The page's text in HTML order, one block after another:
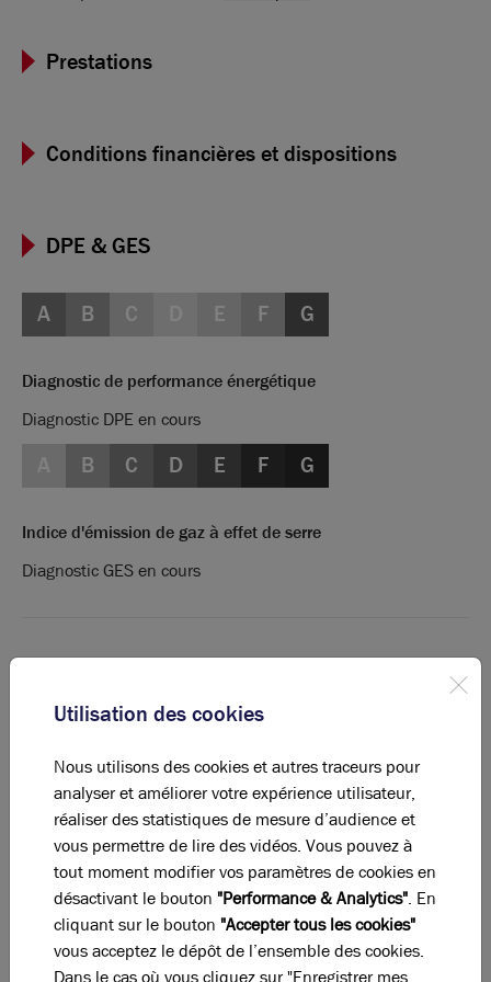
Prestations
Conditions financières et dispositions
DPE & GES
A B C E F G
Diagnostic de performance énergétique
Diagnostic DPE en cours
B C D E F G
Indice d'émission de gaz à effet de serre
Diagnostic GES en cours
Ces offres peuvent vous intéresser !
Utilisation des cookies
Nous utilisons des cookies et autres traceurs pour
analyser et améliorer votre expérience utilisateur,
réaliser des statistiques de mesure d’audience et
vous permettre de lire des vidéos. Vous pouvez à
tout moment modifier vos paramètres de cookies en
désactivant le bouton "Performance & Analytics". En
cliquant sur le bouton "Accepter tous les cookies"
vous acceptez le dépôt de l’ensemble des cookies.
Dans le cas où vous cliquez sur "Enregistrer mes